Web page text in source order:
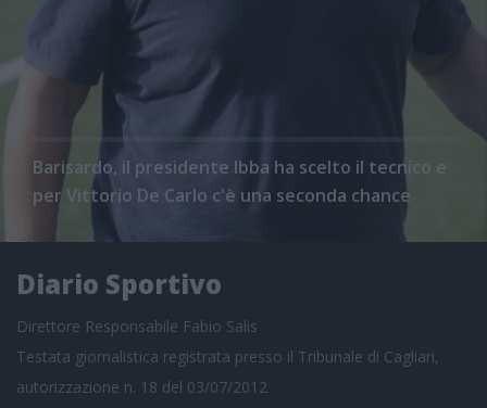
Barisardo, il presidente Ibba ha scelto il tecnico e
per Vittorio De Carlo c'è una seconda chance
Diario Sportivo
Direttore Responsabile Fabio Salis
Testata giornalistica registrata presso il Tribunale di Cagliari,
autorizzazione n. 18 del 03/07/2012